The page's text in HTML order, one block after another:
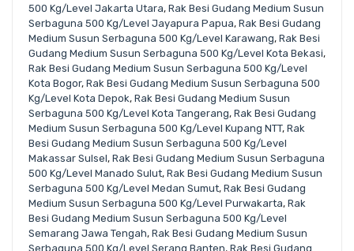
500 Kg/Level Jakarta Utara, Rak Besi Gudang Medium Susun
Serbaguna 500 Kg/Level Jayapura Papua, Rak Besi Gudang
Medium Susun Serbaguna 500 Kg/Level Karawang, Rak Besi
Gudang Medium Susun Serbaguna 500 Kg/Level Kota Bekasi,
Rak Besi Gudang Medium Susun Serbaguna 500 Kg/Level
Kota Bogor, Rak Besi Gudang Medium Susun Serbaguna 500
Kg/Level Kota Depok, Rak Besi Gudang Medium Susun
Serbaguna 500 Kg/Level Kota Tangerang, Rak Besi Gudang
Medium Susun Serbaguna 500 Kg/Level Kupang NTT, Rak
Besi Gudang Medium Susun Serbaguna 500 Kg/Level
Makassar Sulsel, Rak Besi Gudang Medium Susun Serbaguna
500 Kg/Level Manado Sulut, Rak Besi Gudang Medium Susun
Serbaguna 500 Kg/Level Medan Sumut, Rak Besi Gudang
Medium Susun Serbaguna 500 Kg/Level Purwakarta, Rak
Besi Gudang Medium Susun Serbaguna 500 Kg/Level
Semarang Jawa Tengah, Rak Besi Gudang Medium Susun
Serbaguna 500 Kg/Level Serang Banten, Rak Besi Gudang